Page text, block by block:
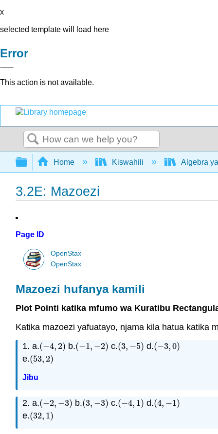
x
selected template will load here
Error
This action is not available.
Search
Expand/collapse global hierarchy
Home Kiswahili Algebra
3.2E: Mazoezi
Page ID
OpenStax
OpenStax
Mazoezi hufanya kamili
Plot Pointi katika mfumo wa Kuratibu
Katika mazoezi yafuatayo, njama kila hatua katika
1. a.(−4, 2)
(−4,2) b.(−1, −2)
(−1,−2) c.(3, −5)
(3, −5) d.(−3,0)
(−3,0)
e.(53, 2)
(53, 2)
Jibu
2. a.(−2, −3)
(−2,−3) b.(3, −3)
(3, −3) c.(−4, 1)
(−4,1) d.(4, −1)
(4, −1)
e.(32, 1)
(32, 1)